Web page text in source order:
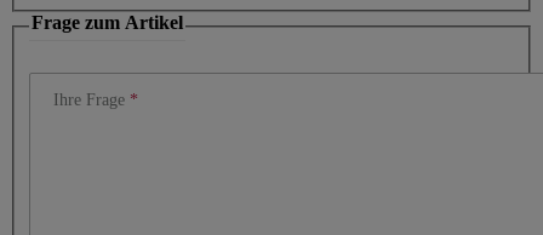
Frage zum Artikel
Ihre Frage